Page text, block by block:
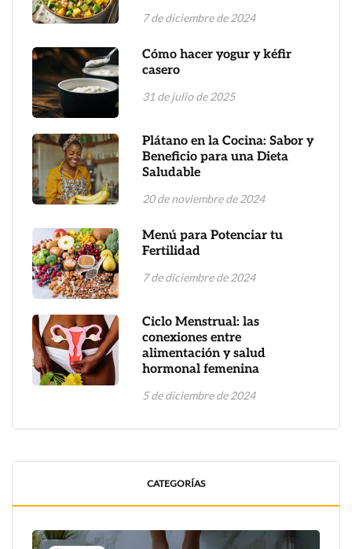
7 de diciembre de 2024
Cómo hacer yogur y kéfir
casero
31 de julio de 2025
Plátano en la Cocina: Sabor y
Beneficio para una Dieta
Saludable
20 de noviembre de 2024
Menú para Potenciar tu
Fertilidad
7 de diciembre de 2024
Ciclo Menstrual: las
conexiones entre
alimentación y salud
hormonal femenina
5 de diciembre de 2024
CATEGORÍAS